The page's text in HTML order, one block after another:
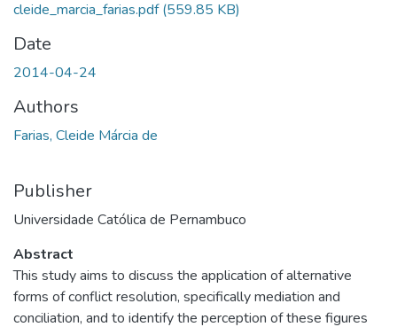
cleide_marcia_farias.pdf(559.85 KB)
Date
2014-04-24
Authors
Farias, Cleide Márcia de
Publisher
Universidade Católica de Pernambuco
Abstract
This study aims to discuss the application of alternative
forms of conflict resolution, specifically mediation and
conciliation, and to identify the perception of these figures